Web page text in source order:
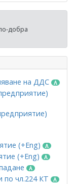
добра
на ДДС
(+Eng)
(+Eng)
по чл.224 КТ